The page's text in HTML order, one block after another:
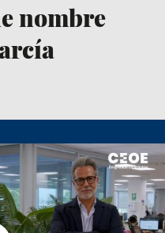
nombre